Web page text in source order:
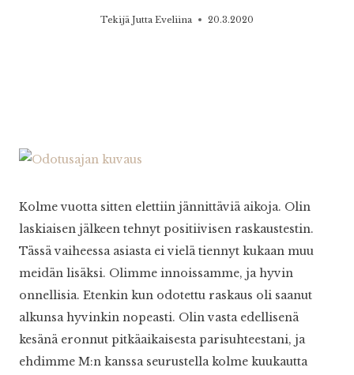
Tekijä Jutta Eveliina 20.3.2020
Kolme vuotta sitten elettiin jännittäviä aikoja. Olin
laskiaisen jälkeen tehnyt positiivisen raskaustestin.
Tässä vaiheessa asiasta ei vielä tiennyt kukaan muu
meidän lisäksi. Olimme innoissamme, ja hyvin
onnellisia. Etenkin kun odotettu raskaus oli saanut
alkunsa hyvinkin nopeasti. Olin vasta edellisenä
kesänä eronnut pitkäaikaisesta parisuhteestani, ja
ehdimme M:n kanssa seurustella kolme kuukautta